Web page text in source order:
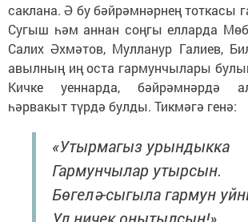
саклана. Ә бу бәйрәмнәрнең тоткасы
Сугыш һәм аннан соңгы елларда
Салих Әхмәтов, Мулланур Галиев,
авылның иң оста гармунчылары
Кичке уеннарда, бәйрәмнәрдә
һәрвакыт түрдә булды. Тикмәгә генә:
«Утырмагыз урындыкка
Гармунчылар утырсын.
Бөгелә-сыгыла гармун